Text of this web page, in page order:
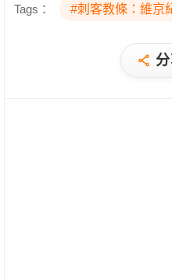
Tags： #刺客教條：維京